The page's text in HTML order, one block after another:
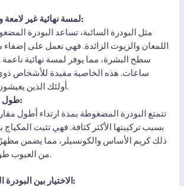
لمسة نهائية غير لامعة والتحكم في الزيوت:
مثل البودرة السائبة، تساعد البودرة
اللمعان والزيوت الزائدة. فهي تعمل على
سطح البشرة، مما يوفر لمسة نهائية
ساعات. هذه الخاصية مفيدة للأشخاص ذوي
أولئك الذين يعيشون في مناخات رطبة.
طول العمر وقوة التثبيت:
تتمتع البودرة المضغوطة بمدة ارتداء أطول
بسبب تركيبتها الأكثر كثافة. فهي تثبت
ذلك كريم الأساس والكونسيلر، مما يضمن
من العيوب طوال اليوم أو المساء.
الاختيار بين البودرة السائبة والمضغوطة: